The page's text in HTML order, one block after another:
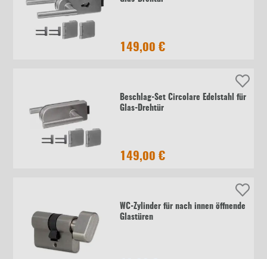
149,00 €
Beschlag-Set Circolare Edelstahl für
Glas-Drehtür
149,00 €
WC-Zylinder für nach innen öffnende
Glastüren